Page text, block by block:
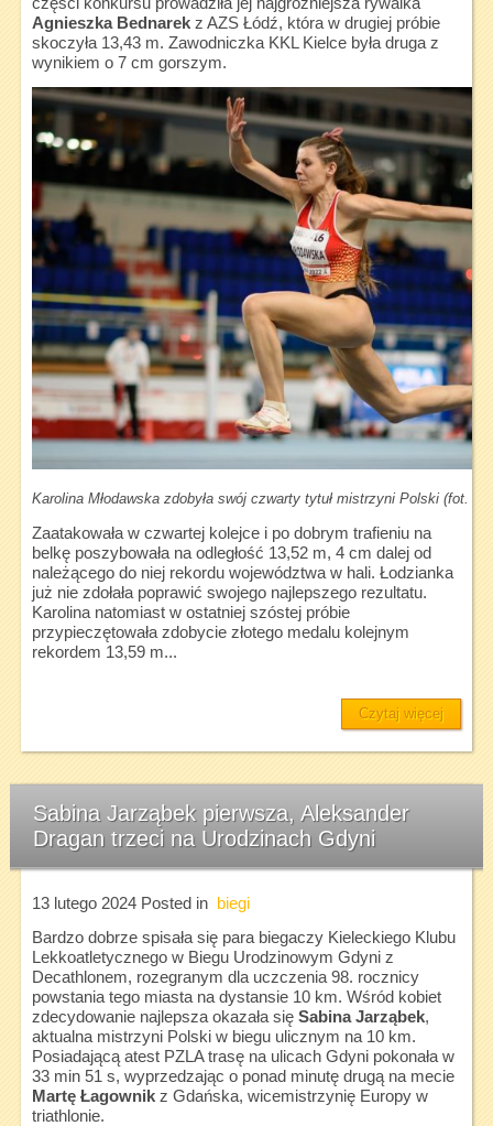
Agnieszka Bednarekz AZS Łódź, która w drugiej próbie
skoczyła 13,43 m. Zawodniczka KKL Kielce była druga z
wynikiem o 7 cm gorszym.
Karolina Młodawska zdobyła swój czwarty tytuł mistrzyni Polski (fot.
Zaatakowała w czwartej kolejce i po dobrym trafieniu na
belkę poszybowała na odległość 13,52 m, 4 cm dalej od
należącego do niej rekordu województwa w hali. Łodzianka
już nie zdołała poprawić swojego najlepszego rezultatu.
Karolina natomiast w ostatniej szóstej próbie
przypieczętowała zdobycie złotego medalu kolejnym
rekordem 13,59 m...
Czytaj więcej
Sabina Jarząbek pierwsza, Aleksander
Dragan trzeci na Urodzinach Gdyni
13 lutego 2024Posted in
biegi
Bardzo dobrze spisała się para biegaczy Kieleckiego Klubu
Lekkoatletycznego w Biegu Urodzinowym Gdyni z
Decathlonem, rozegranym dla uczczenia 98. rocznicy
powstania tego miasta na dystansie 10 km. Wśród kobiet
zdecydowanie najlepsza okazała się Sabina Jarząbek,
aktualna mistrzyni Polski w biegu ulicznym na 10 km.
Posiadającą atest PZLA trasę na ulicach Gdyni pokonała w
33 min 51 s, wyprzedzając o ponad minutę drugą na mecie
Martę Łagownikz Gdańska, wicemistrzynię Europy w
triathlonie.